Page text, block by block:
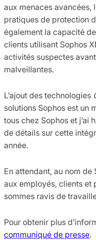
aux menaces avancées,
pratiques de protection
également la capacité
clients utilisant Sophos
activités suspectes
malveillantes.
L’ajout des technologies
solutions Sophos est un
tous chez Sophos et j’ai
de détails sur cette
année.
En attendant, au nom
aux employés, clients et
sommes ravis de
Pour obtenir plus
communiqué de presse.